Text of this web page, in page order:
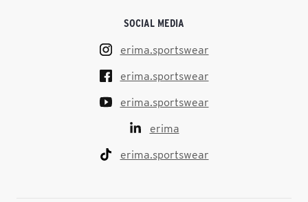
SOCIAL MEDIA
erima.sportswear
erima.sportswear
erima.sportswear
erima
erima.sportswear